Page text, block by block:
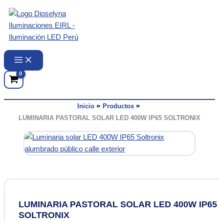
contenido
Inicio
Productos
LUMINARIA PASTORAL SOLAR LED 400W IP65 SOLTRONIX
LUMINARIA PASTORAL SOLAR LED 400W IP65
SOLTRONIX